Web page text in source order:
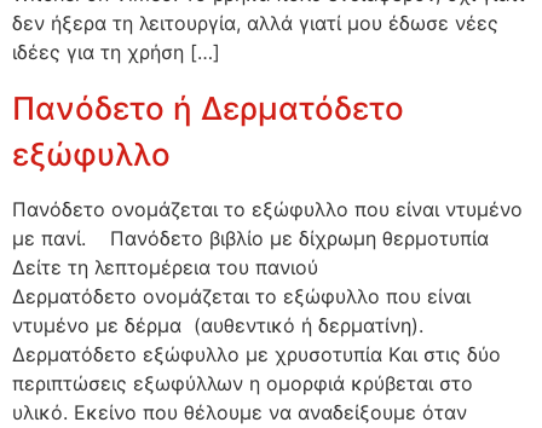
δεν ήξερα τη λειτουργία, αλλά γιατί μου έδωσε νέες
ιδέες για τη χρήση […]
Πανόδετο ή Δερματόδετο
εξώφυλλο
Πανόδετο ονομάζεται το εξώφυλλο που είναι ντυμένο
με πανί. Πανόδετο βιβλίο με δίχρωμη θερμοτυπία
Δείτε τη λεπτομέρεια του πανιού
Δερματόδετο ονομάζεται το εξώφυλλο που είναι
ντυμένο με δέρμα (αυθεντικό ή δερματίνη).
Δερματόδετο εξώφυλλο με χρυσοτυπία Kαι στις δύο
περιπτώσεις εξωφύλλων η ομορφιά κρύβεται στο
υλικό. Εκείνο που θέλουμε να αναδείξουμε όταν